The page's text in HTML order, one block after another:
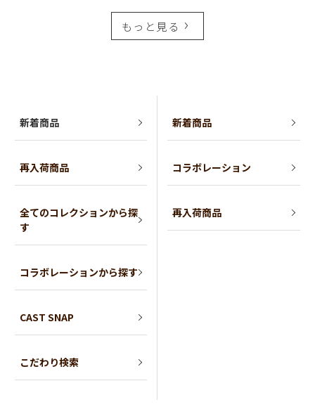
もっと見る
新着商品
再入荷商品
全てのコレクションから探
す
コラボレーションから探す
CAST SNAP
こだわり検索
新着商品
コラボレーション
再入荷商品